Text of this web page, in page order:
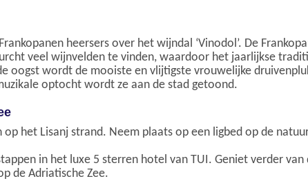
heersers over het wijndal ‘Vinodol’. De
veel wijnvelden te vinden, waardoor het jaarlijkse
oogst wordt de mooiste en vlijtigste vrouwelijke
optocht wordt ze aan de stad getoond.
het Lisanj strand. Neem plaats op een ligbed op de
in het luxe 5 sterren hotel van TUI. Geniet verder van
de Adriatische Zee.